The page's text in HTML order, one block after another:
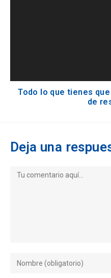
Todo lo que tienes
de
Deja una